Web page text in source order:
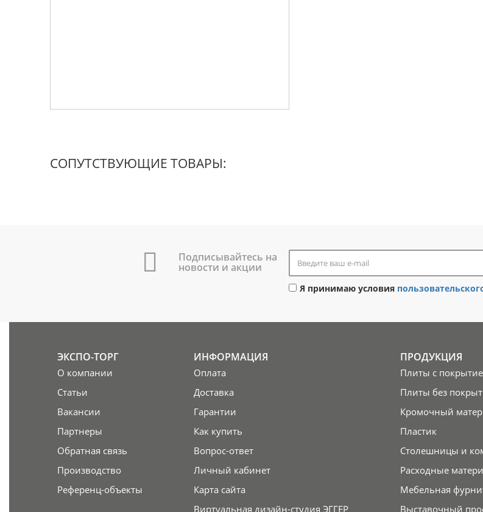
СОПУТСТВУЮЩИЕ ТОВАРЫ:
Подписывайтесь на
новости и акции
Я принимаю условия
ЭКСПО-ТОРГ
О компании
Статьи
Вакансии
Партнеры
Обратная связь
Производство
Референц-объекты
ИНФОРМАЦИЯ
Оплата
Доставка
Гарантии
Как купить
Вопрос-ответ
Личный кабинет
Карта сайта
Виртуальная дизайн-студия ЭГГЕР
ПРОДУКЦИЯ
Плиты с
Плиты без
Кромочный
Пластик
Столешницы и
Расходные
Мебельная
Выставочный